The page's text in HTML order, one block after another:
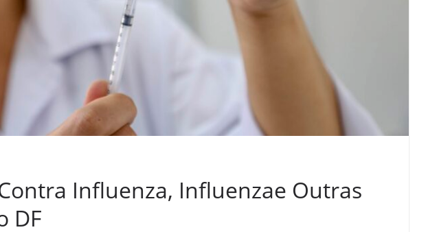
Influenza, Influenzae Outras
DF